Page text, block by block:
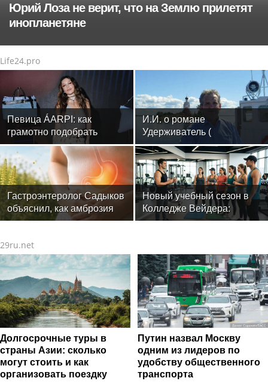
Юрий Лоза не верит, что на Землю прилетят
инопланетяне
Life24.pro
Певица ÁARPI: как
грамотно подобрать
гардероб для
выступлений
И.И. о романе
Удерживатель (
Удерживающий сейчас )
русского вологодского
писателя и поэта Андрея
Малышева ( роман
опубликован в 2016 г. )
Гастроэнтеролог Садыков
объяснил, как амброзия
может влиять на ЖКТ
Новый учебный сезон в
Колледже Вейдера:
стартовали очные
специалистов индустрии
здоровья
29ru.net
Долгосрочные туры в
страны Азии: сколько
могут стоить и как
организовать поездку
Путин назвал Москву
одним из лидеров по
удобству общественного
транспорта